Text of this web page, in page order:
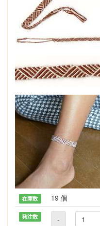
在庫数 19 個
発注数 -